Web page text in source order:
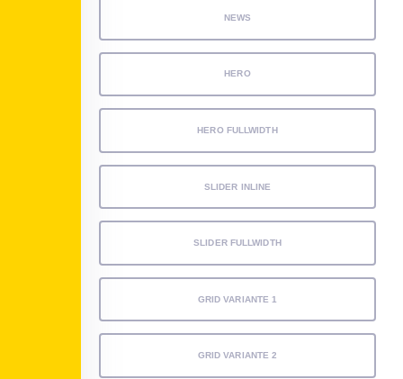
NEWS
HERO
HERO FULLWIDTH
SLIDER INLINE
SLIDER FULLWIDTH
GRID VARIANTE 1
GRID VARIANTE 2